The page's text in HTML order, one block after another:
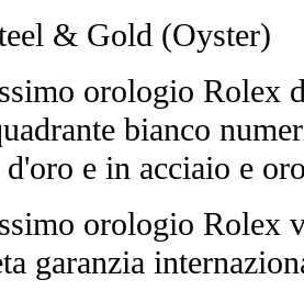
& Gold (Oyster)
orologio Rolex
bianco
e in acciaio e
orologio Rolex
garanzia